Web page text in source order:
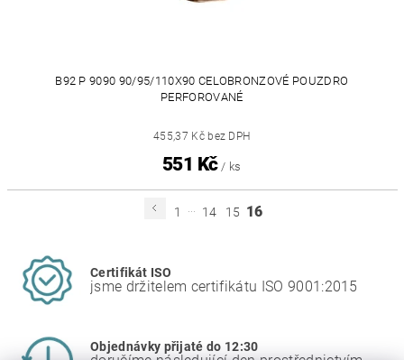
B92 P 9090 90/95/110X90 CELOBRONZOVÉ POUZDRO
PERFOROVANÉ
455,37 Kč bez DPH
551 Kč / ks
1 14 15 16
Certifikát ISO
jsme držitelem certifikátu ISO 9001:2015
Objednávky přijaté do 12:30